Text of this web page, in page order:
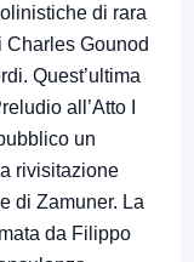
di rara
Charles Gounod
Quest’ultima
all’Atto I
un
rivisitazione
di Zamuner. La
da Filippo